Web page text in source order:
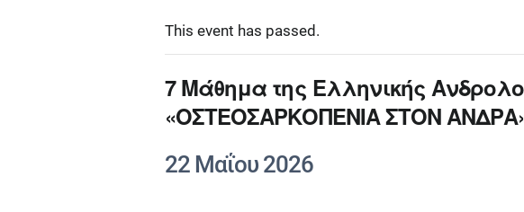
This event has passed.
7 Μάθημα της Ελληνικής
«ΟΣΤΕΟΣΑΡΚΟΠΕΝΙΑ ΣΤΟΝ
22 Μαΐου 2026